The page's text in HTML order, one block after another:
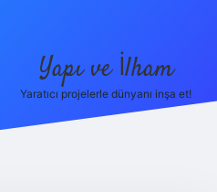
Yapı ve İlham
Yaratıcı projelerle dünyanı inşa et!